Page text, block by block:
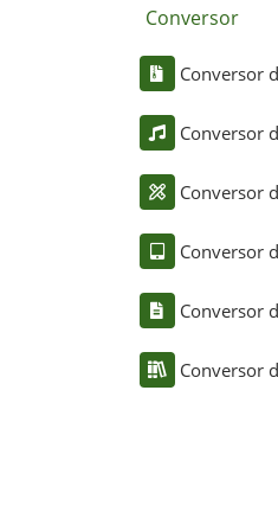
Conversor
Conversor
Conversor
Conversor
Conversor
Conversor
Conversor